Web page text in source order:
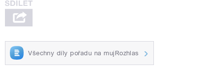
Všechny díly pořadu na mujRozhlas